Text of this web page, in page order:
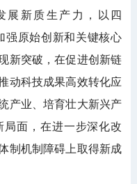
展新质生产力，以四
原始创新和关键核心
新突破，在促进创新链
动科技成果高效转化应
产业、培育壮大新兴产
面，在进一步深化改
制机制障碍上取得新成